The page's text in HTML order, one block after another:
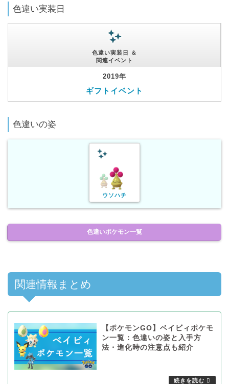
色違い実装日
色違い実装日 ＆
関連イベント
2019年
ギフトイベント
色違いの姿
ウソハチ
色違いポケモン一覧
関連情報まとめ
【ポケモンGO】ベイビィポケモ
ン一覧：色違いの姿と入手方
法・進化時の注意点も紹介